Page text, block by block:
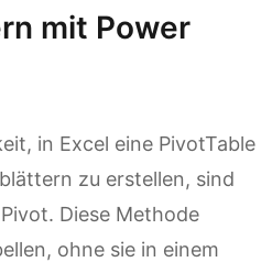
mit Power
in Excel eine PivotTable
zu erstellen, sind
Diese Methode
ohne sie in einem